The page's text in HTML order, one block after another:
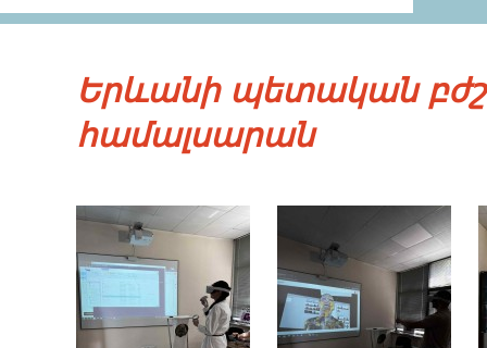
Երևանի պետական
համալսարան